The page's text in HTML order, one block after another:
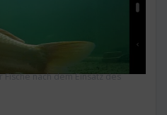
nach dem Einsatz des